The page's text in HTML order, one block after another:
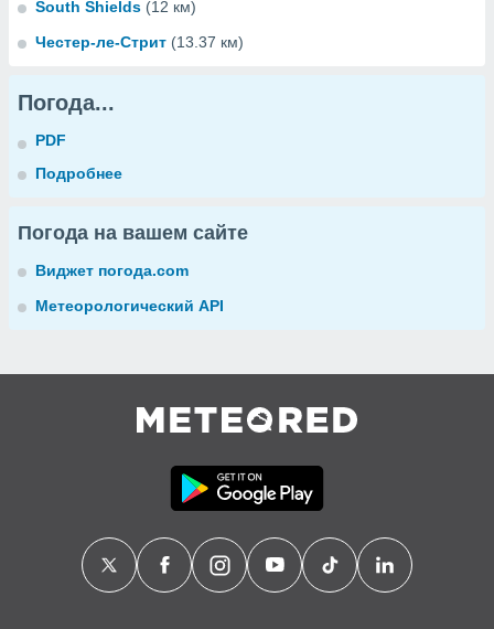
South Shields (12 км)
Честер-ле-Стрит (13.37 км)
Погода...
PDF
Подробнее
Погода на вашем сайте
Виджет погода.com
Метеорологический API